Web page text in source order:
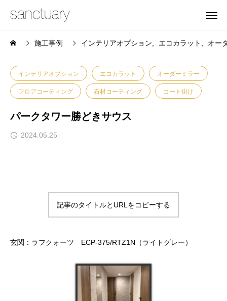
施工事例 インテリアオプション エコカラット オー
インテリアオプション エコカラット オーダーミラー
フロアコーティング 石材コーティング コート掛け
パークタワー勝どきサウス
2024.05.25
記事のタイトルとURLをコピーする
玄関：ラフクォーツ ECP-375/RTZ1N（ライトグレー）